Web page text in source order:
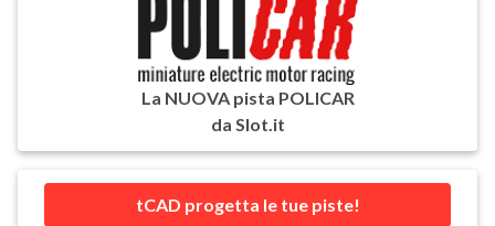
La NUOVA pista POLICAR
da Slot.it
tCAD progetta le tue piste!